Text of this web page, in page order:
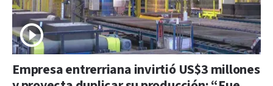
Empresa entrerriana invirtió US$3 millones